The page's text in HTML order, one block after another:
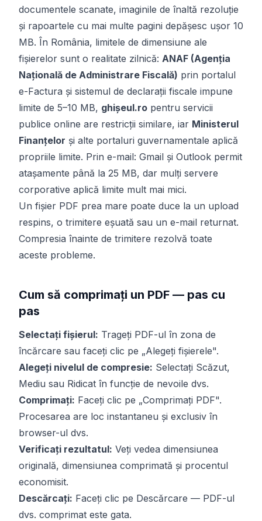
documentele scanate, imaginile de înaltă rezoluție
și rapoartele cu mai multe pagini depășesc ușor 10
MB. În România, limitele de dimensiune ale
fișierelor sunt o realitate zilnică: ANAF (Agenția
Națională de Administrare Fiscală) prin portalul
e-Factura și sistemul de declarații fiscale impune
limite de 5–10 MB, ghișeul.ro pentru servicii
publice online are restricții similare, iar Ministerul
Finanțelor și alte portaluri guvernamentale aplică
propriile limite. Prin e-mail: Gmail și Outlook permit
atașamente până la 25 MB, dar mulți servere
corporative aplică limite mult mai mici.
Un fișier PDF prea mare poate duce la un upload
respins, o trimitere eșuată sau un e-mail returnat.
Compresia înainte de trimitere rezolvă toate
aceste probleme.
Cum să comprimați un PDF — pas cu
pas
Selectați fișierul: Trageți PDF-ul în zona de
încărcare sau faceți clic pe „Alegeți fișierele".
Alegeți nivelul de compresie: Selectați Scăzut,
Mediu sau Ridicat în funcție de nevoile dvs.
Comprimați: Faceți clic pe „Comprimați PDF".
Procesarea are loc instantaneu și exclusiv în
browser-ul dvs.
Verificați rezultatul: Veți vedea dimensiunea
originală, dimensiunea comprimată și procentul
economisit.
Descărcați: Faceți clic pe Descărcare — PDF-ul
dvs. comprimat este gata.